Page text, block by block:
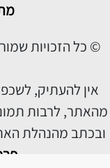
© כל הזכויות
אין להעתיק,
מהאתר, לרבות
ובכתב מהנהלת